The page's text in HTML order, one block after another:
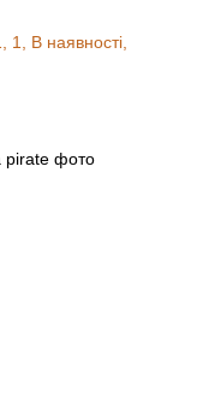
1, В наявності,